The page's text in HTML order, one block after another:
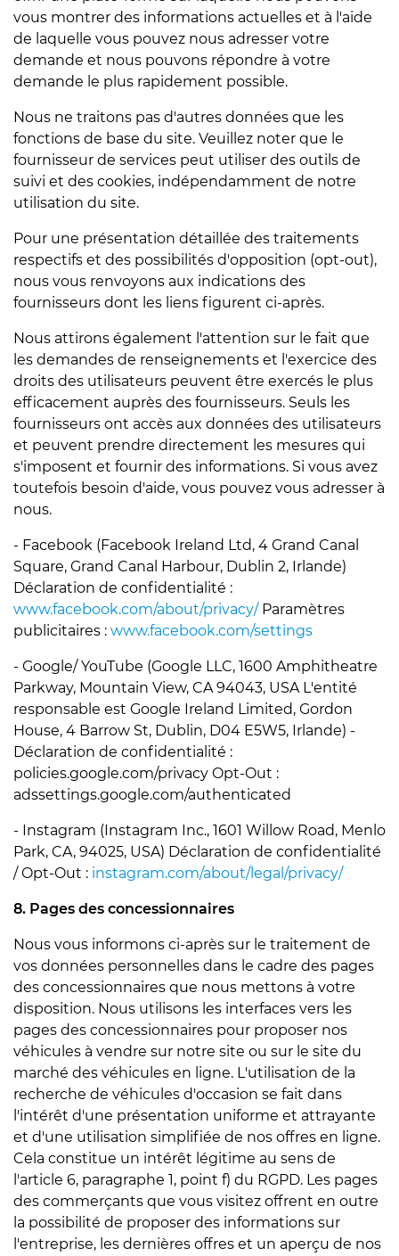
vous montrer des informations actuelles et à l'aide
de laquelle vous pouvez nous adresser votre
demande et nous pouvons répondre à votre
demande le plus rapidement possible.
Nous ne traitons pas d'autres données que les
fonctions de base du site. Veuillez noter que le
fournisseur de services peut utiliser des outils de
suivi et des cookies, indépendamment de notre
utilisation du site.
Pour une présentation détaillée des traitements
respectifs et des possibilités d'opposition (opt-out),
nous vous renvoyons aux indications des
fournisseurs dont les liens figurent ci-après.
Nous attirons également l'attention sur le fait que
les demandes de renseignements et l'exercice des
droits des utilisateurs peuvent être exercés le plus
efficacement auprès des fournisseurs. Seuls les
fournisseurs ont accès aux données des utilisateurs
et peuvent prendre directement les mesures qui
s'imposent et fournir des informations. Si vous avez
toutefois besoin d'aide, vous pouvez vous adresser à
nous.
- Facebook (Facebook Ireland Ltd, 4 Grand Canal
Square, Grand Canal Harbour, Dublin 2, Irlande)
Déclaration de confidentialité :
www.facebook.com/about/privacy/Paramètres
publicitaires : www.facebook.com/settings
- Google/ YouTube (Google LLC, 1600 Amphitheatre
Parkway, Mountain View, CA 94043, USA L'entité
responsable est Google Ireland Limited, Gordon
House, 4 Barrow St, Dublin, D04 E5W5, Irlande) -
Déclaration de confidentialité :
policies.google.com/privacy Opt-Out :
adssettings.google.com/authenticated
- Instagram (Instagram Inc., 1601 Willow Road, Menlo
Park, CA, 94025, USA) Déclaration de confidentialité
/ Opt-Out : instagram.com/about/legal/privacy/
8. Pages des concessionnaires
Nous vous informons ci-après sur le traitement de
vos données personnelles dans le cadre des pages
des concessionnaires que nous mettons à votre
disposition. Nous utilisons les interfaces vers les
pages des concessionnaires pour proposer nos
véhicules à vendre sur notre site ou sur le site du
marché des véhicules en ligne. L'utilisation de la
recherche de véhicules d'occasion se fait dans
l'intérêt d'une présentation uniforme et attrayante
et d'une utilisation simplifiée de nos offres en ligne.
Cela constitue un intérêt légitime au sens de
l'article 6, paragraphe 1, point f) du RGPD. Les pages
des commerçants que vous visitez offrent en outre
la possibilité de proposer des informations sur
l'entreprise, les dernières offres et un aperçu de nos